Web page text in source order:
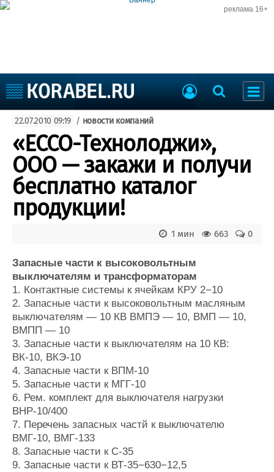
реклама 16+
Судоходство
Судоремонт
События
Пресс-релизы
Порты
Рыболовство
ВМФ
Образование
Яхты и катера
Еще
Пульс
Новости
Компании
Репутация
Работа
Крюинг
Журнал
Реклама
Доска объявлений
Продажа флота
Оборудование
Изделия
Материалы
Конференции
Выставки и семинары
Личности
Словарь
Флот
Форум
Все службы
22.07.2010 09:19 / новости компаний
«ЕССО-Технолоджи»,
ООО — закажи и получи
бесплатно каталог
продукции!
0
663
1 мин
Запасные части к высоковольтным
выключателям и трансформаторам
1. Контактные системы к ячейкам КРУ 2−10
2. Запасные части к высоковольтным масляным
выключателям — 10 КВ ВМПЭ — 10, ВМП — 10,
ВМПП — 10
3. Запасные части к выключателям на 10 КВ:
ВК-10, ВКЭ-10
4. Запасные части к ВПМ-10
5. Запасные части к МГГ-10
6. Рем. комплект для выключателя нагрузки
ВНР-10/400
7. Перечень запасных частй к выключателю
ВМГ-10, ВМГ-133
8. Запасные части к С-35
9. Запасные части к ВТ-35−630−12,5